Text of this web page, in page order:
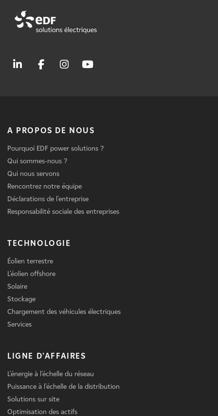
A PROPOS DE NOUS
Pourquoi EDF power solutions ?
Qui sommes-nous ?
Qui nous servons
Rencontrez notre équipe
Déclarations de l'entreprise
Responsabilité sociale des entreprises
TECHNOLOGIE
Éolien terrestre
L'éolien offshore
Solaire
Stockage
Chargement des véhicules électriques
Services
LIGNE D'AFFAIRES
L'énergie à l'échelle du réseau
Puissance à l'échelle de la distribution
Solutions sur site
Optimisation des actifs